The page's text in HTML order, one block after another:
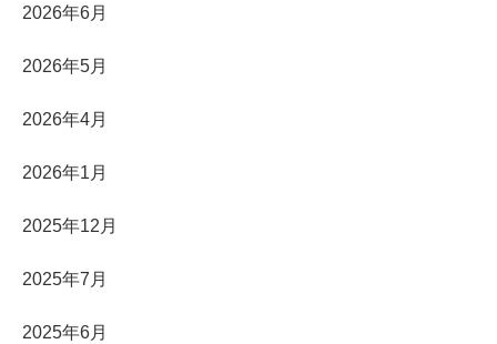
2026年6月
2026年5月
2026年4月
2026年1月
2025年12月
2025年7月
2025年6月